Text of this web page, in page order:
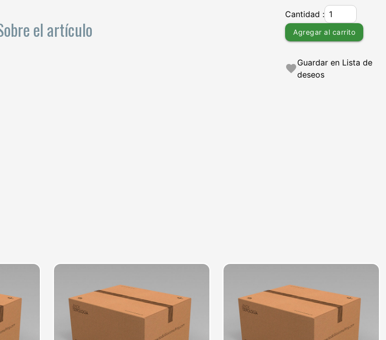
el artículo
Cantidad :
Agregar al carrito
favoriteGuardar en Lista de
deseos